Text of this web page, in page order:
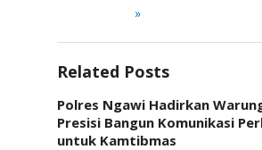
»
Related Posts
Polres Ngawi Hadirkan
Presisi Bangun Komunikasi
untuk Kamtibmas